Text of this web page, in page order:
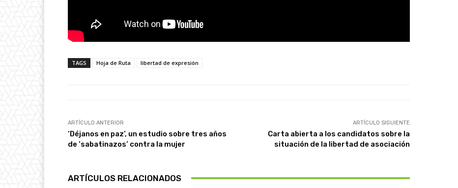
TAGS Hoja de Ruta libertad de expresión
ARTÍCULO ANTERIOR
‘Déjanos en paz’, un estudio sobre tres años
de ‘sabatinazos’ contra la mujer
ARTÍCULO SIGUIENTE
Carta abierta a los candidatos sobre la
situación de la libertad de asociación
ARTÍCULOS RELACIONADOS